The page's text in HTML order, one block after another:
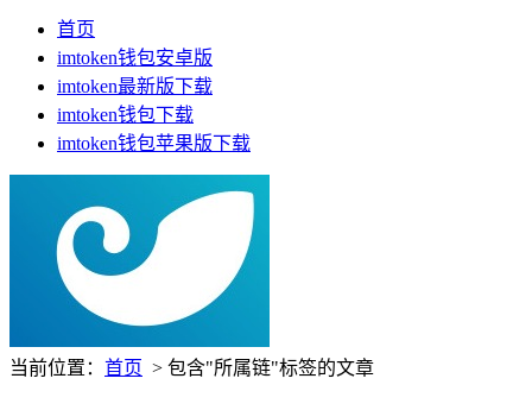
首页
imtoken钱包安卓版
imtoken最新版下载
imtoken钱包下载
imtoken钱包苹果版下载
当前位置： 首页 > 包含"所属链"标签的文章